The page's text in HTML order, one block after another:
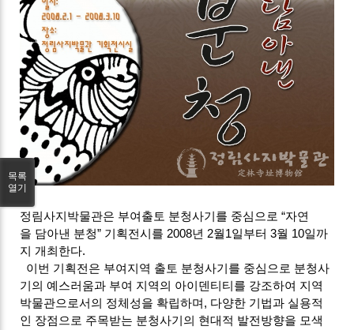
정림사지박물관은 부여출토 분청사기를 중심으로 “자연
을 담아낸 분청” 기획전시를 2008년 2월1일부터 3월 10일까
지 개최한다.
이번 기획전은 부여지역 출토 분청사기를 중심으로 분청사
기의 예스러움과 부여 지역의 아이덴티티를 강조하여 지역
박물관으로서의 정체성을 확립하며, 다양한 기법과 실용적
인 장점으로 주목받는 분청사기의 현대적 발전방향을 모색
목록
열기